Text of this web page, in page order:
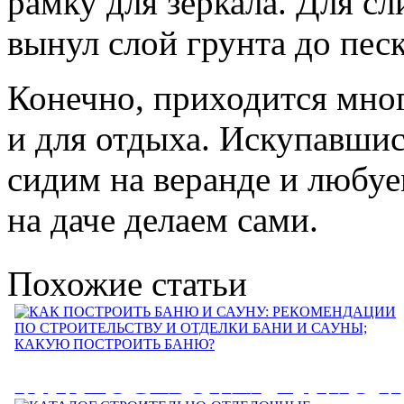
вынул слой грунта до
Конечно, приходится
и для отдыха.
сидим на веранде и
на даче делаем сами.
Похожие статьи